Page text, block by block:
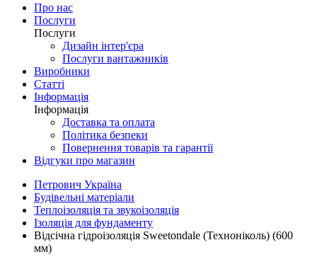
Про нас
Послуги
Послуги
Дизайн інтер'єра
Послуги вантажників
Виробники
Статті
Інформація
Інформація
Доставка та оплата
Політика безпеки
Повернення товарів та гарантії
Відгуки про магазин
Петрович Україна
Будівельні матеріали
Теплоізоляція та звукоізоляція
Ізоляція для фундаменту
Відсічна гідроізоляція Sweetondale (Техноніколь) (600
мм)